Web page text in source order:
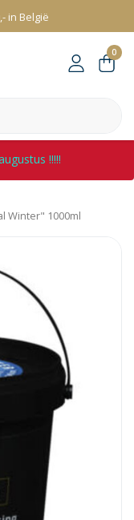
in België
0
!!!!!
Winter" 1000ml